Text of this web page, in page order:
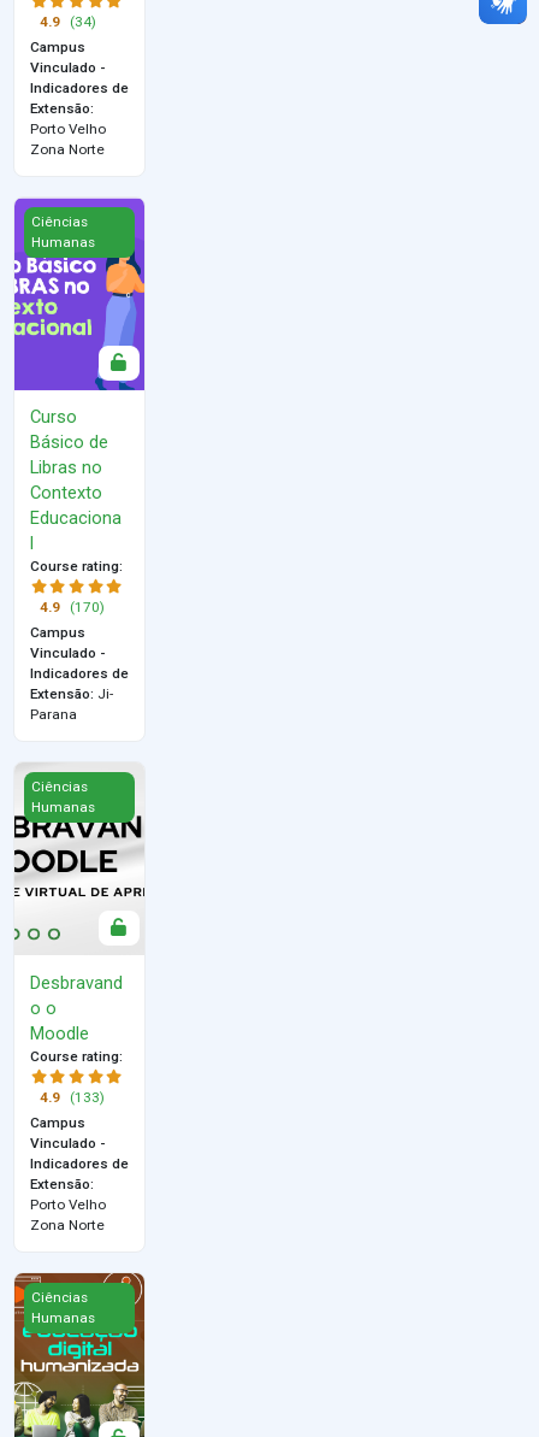
4.9
(34)
Campus
Vinculado -
Indicadores de
Extensão:
Porto Velho
Zona Norte
Curso Básico de Libras no Contexto Educacional
Ciências
Humanas
Curso
Básico de
Libras no
Contexto
Educaciona
Course rating:
4.9
(170)
Campus
Vinculado -
Indicadores de
Extensão: Ji-
Parana
Desbravando o Moodle
Ciências
Humanas
Desbravand
o o
Moodle
Course rating:
4.9
(133)
Campus
Vinculado -
Indicadores de
Extensão:
Porto Velho
Zona Norte
Educação Digital Humanizada
Ciências
Humanas